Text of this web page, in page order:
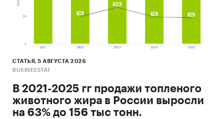
СТАТЬЯ, 5 АВГУСТА 2026
BUSINESSTAT
В 2021-2025 гг продажи топленого
животного жира в России выросли
на 63% до 156 тыс тонн.